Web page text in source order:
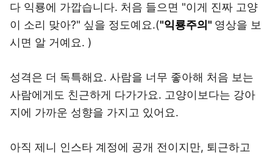
다 익룡에 가깝습니다. 처음 들으면 "이게 진짜 고양
이 소리 맞아?" 싶을 정도예요.("익룡주의" 영상을 보
시면 알 거예요. )
성격은 더 독특해요. 사람을 너무 좋아해 처음 보는
사람에게도 친근하게 다가가요. 고양이보다는 강아
지에 가까운 성향을 가지고 있어요.
아직 제니 인스타 계정에 공개 전이지만, 퇴근하고